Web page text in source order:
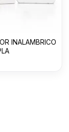
INALAMBRICO